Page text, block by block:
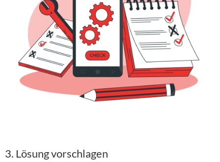
3. Lösung vorschlagen